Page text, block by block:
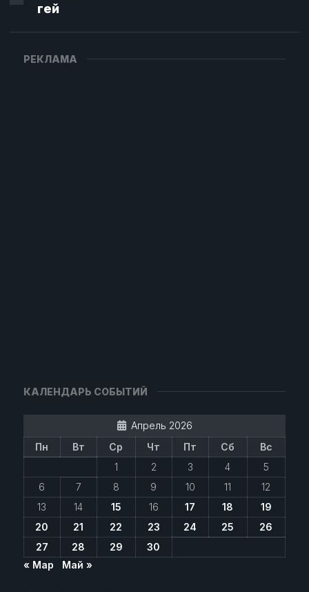
гей
РЕКЛАМА
КАЛЕНДАРЬ СОБЫТИЙ
Апрель 2026
Пн
Вт Ср Чт Пт Сб
Вс
1
2 3 4
5
6
7 8 9 10 11
12
13
14 15 16 17 18
19
20
21 22 23 24 25
26
27
28 29
30
« Мар
Май »